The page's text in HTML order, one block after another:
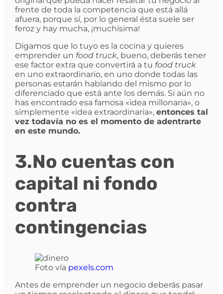
frente de toda la competencia que está allá
afuera, porque sí, por lo general ésta suele ser
feroz y hay mucha, ¡muchísima!
Digamos que lo tuyo es la cocina y quieres
emprender un food truck, bueno, deberás tener
ese factor extra que convertirá a tu food truck
en uno extraordinario, en uno donde todas las
personas estarán hablando del mismo por lo
diferenciado que está ante los demás. Si aún no
has encontrado esa famosa «idea millonaria», o
simplemente «idea extraordinaria», entonces tal
vez todavía no es el momento de adentrarte
en este mundo.
3.No cuentas con
capital ni fondo
contra
contingencias
Foto vía pexels.com
Antes de emprender un negocio deberás pasar